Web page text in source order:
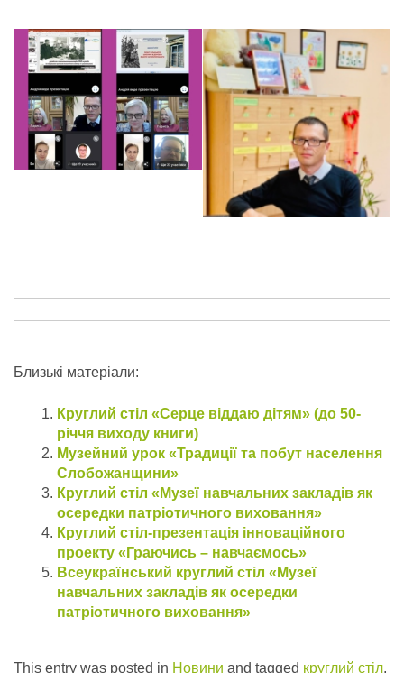
Близькі матеріали:
Круглий стіл «Серце віддаю дітям» (до 50-
річчя виходу книги)
Музейний урок «Традиції та побут населення
Слобожанщини»
Круглий стіл «Музеї навчальних закладів як
осередки патріотичного виховання»
Круглий стіл-презентація інноваційного
проекту «Граючись – навчаємось»
Всеукраїнський круглий стіл «Музеї
навчальних закладів як осередки
патріотичного виховання»
This entry was posted in Новини and tagged круглий стіл,